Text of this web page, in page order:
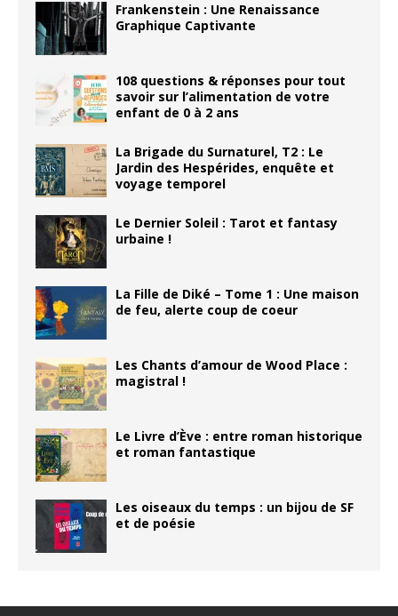
Frankenstein : Une Renaissance
Graphique Captivante
108 questions & réponses pour tout
savoir sur l’alimentation de votre
enfant de 0 à 2 ans
La Brigade du Surnaturel, T2 : Le
Jardin des Hespérides, enquête et
voyage temporel
Le Dernier Soleil : Tarot et fantasy
urbaine !
La Fille de Diké – Tome 1 : Une maison
de feu, alerte coup de coeur
Les Chants d’amour de Wood Place :
magistral !
Le Livre d’Ève : entre roman historique
et roman fantastique
Les oiseaux du temps : un bijou de SF
et de poésie